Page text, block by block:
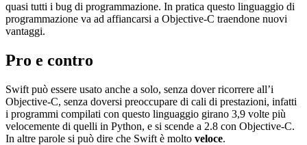
quasi tutti i bug di programmazione. In pratica questo linguaggio di
programmazione va ad affiancarsi a Objective-C traendone nuovi
vantaggi.
Pro e contro
Swift può essere usato anche a solo, senza dover ricorrere all’i
Objective-C, senza doversi preoccupare di cali di prestazioni, infatti
i programmi compilati con questo linguaggio girano 3,9 volte più
velocemente di quelli in Python, e si scende a 2.8 con Objective-C.
In altre parole si può dire che Swift è molto veloce.